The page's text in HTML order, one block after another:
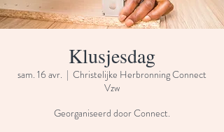
Klusjesdag
sam. 16 avr.
  |
Christelijke Herbronning Connect
Vzw
Georganiseerd door Connect.